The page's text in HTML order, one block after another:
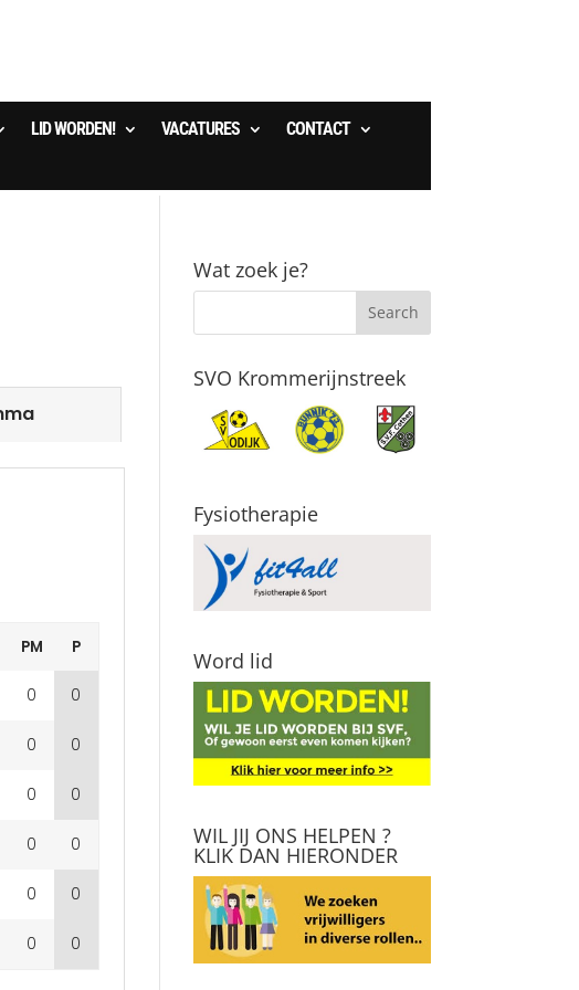
LID WORDEN! VACATURES
CONTACT
PM P
0 0
0 0
0 0
0 0
0 0
0 0
Wat zoek je?
SVO Krommerijnstreek
Fysiotherapie
Word lid
WIL JIJ ONS HELPEN ?
KLIK DAN HIERONDER